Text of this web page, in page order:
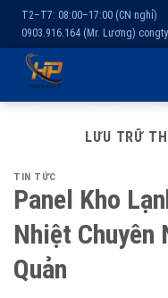
T2–T7: 08:00–17:00 (CN nghỉ)
0903.916.164 (Mr. Lương)
dung
LƯU TRỮ
TIN TỨC
Panel Kho
Nhiệt Chuyên
Quản